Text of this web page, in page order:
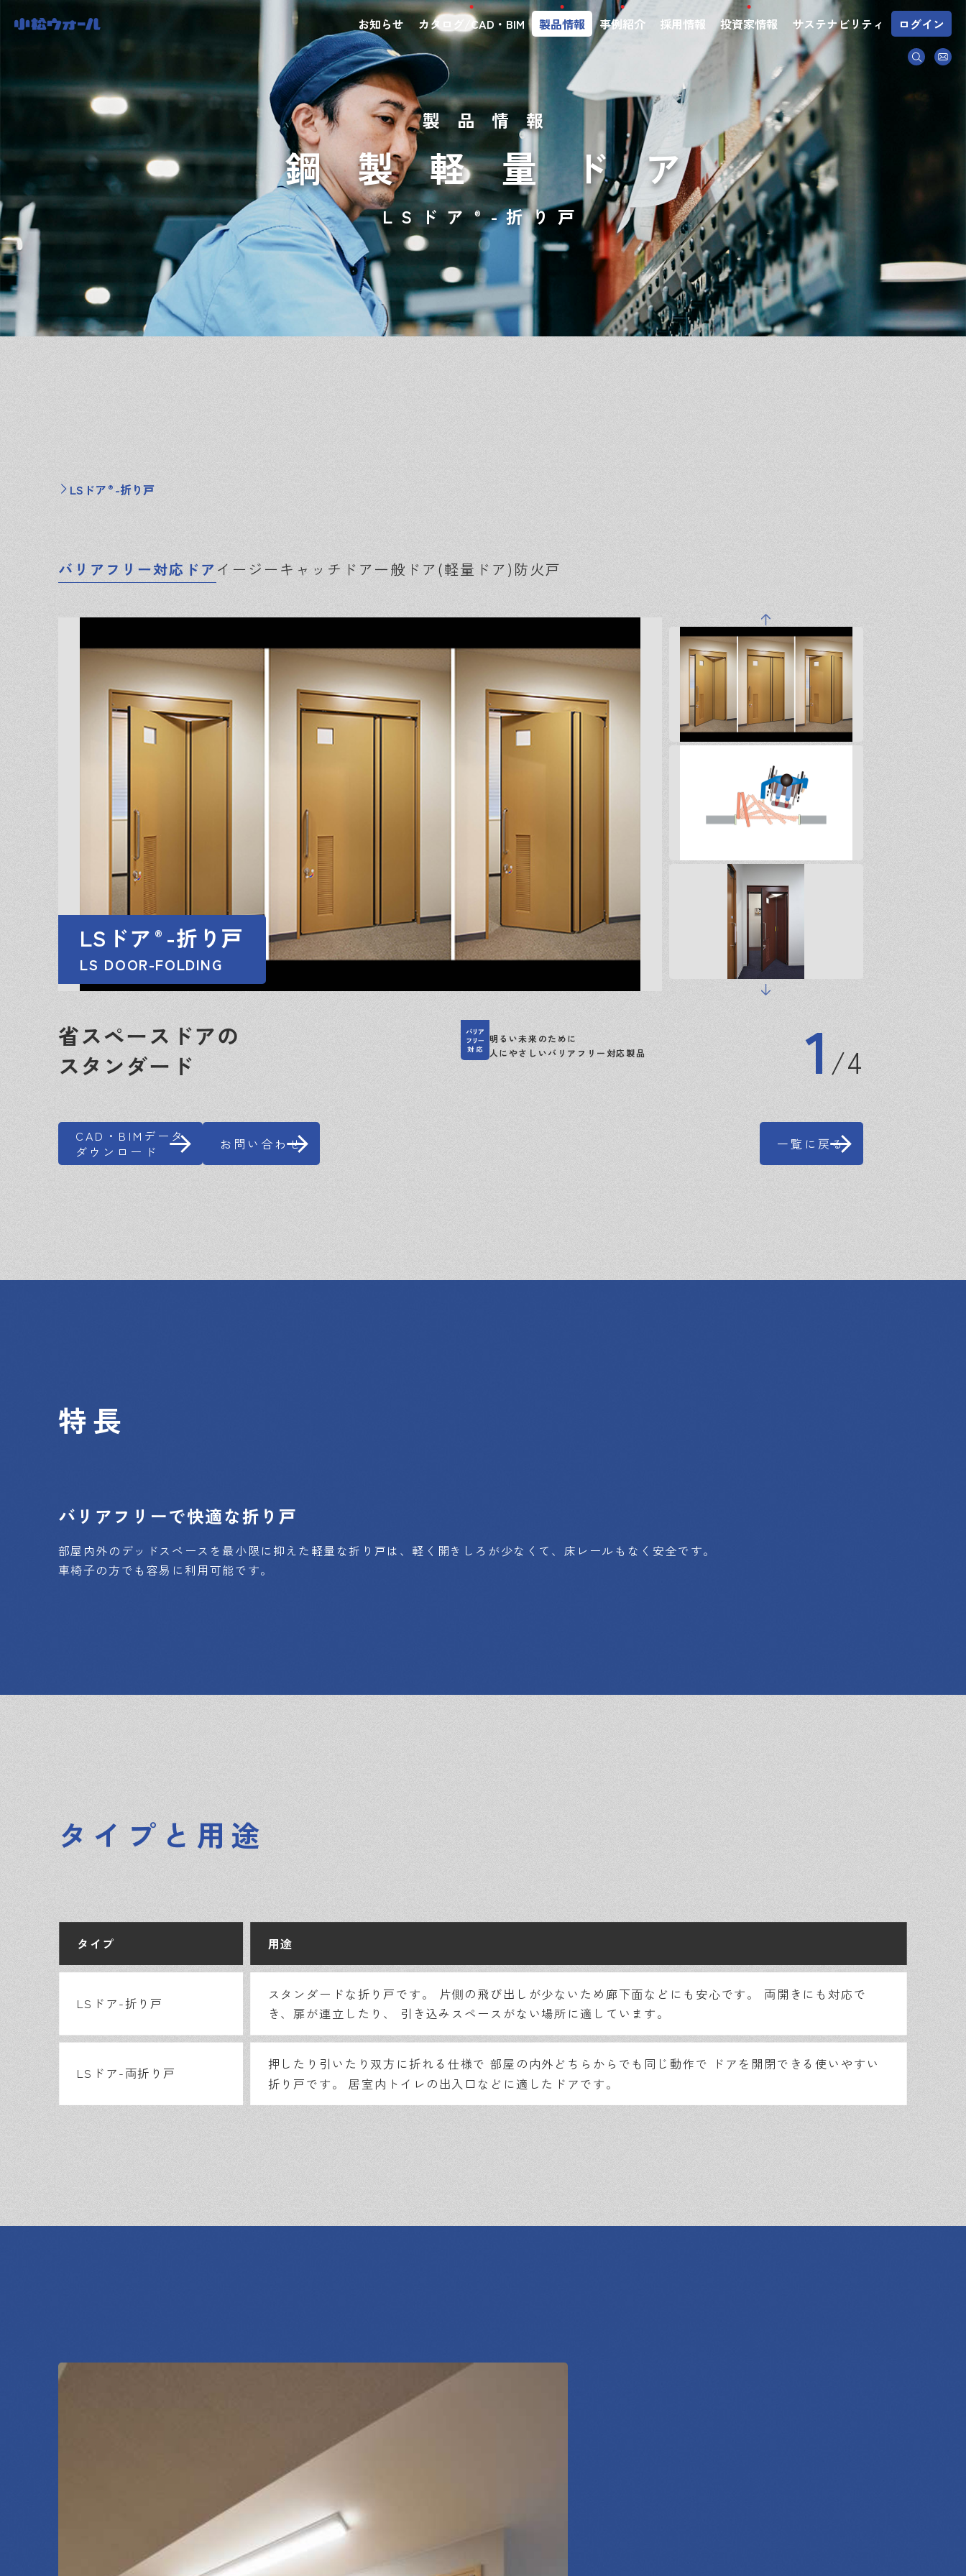
お知らせ カタログ/CAD・BIM 製品情報 事例紹介 採用情報 投資家情報 サステナビリティ ログイン
製品情報
鋼製軽量ドア
LSドア®-折り戸
LSドア ® -折り戸
バリアフリー対応ドアイージーキャッチドア一般ドア(軽量ドア) 防火戸
LSドア ® -折り戸
LS DOOR-FOLDING
省スペースドアの
スタンダード
明るい未来のために
人にやさしいバリアフリー対応製品
1 4
CAD・BIMデータ
ダウンロード
お問い合わせ 一覧に戻る
特長
バリアフリーで快適な折り戸
部屋内外のデッドスペースを最小限に抑えた軽量な折り戸は、軽く開きしろが少なくて、床レールもなく安全です。
車椅子の方でも容易に利用可能です。
タイプと用途
タイプ 用途
LSドア-折り戸
スタンダードな折り戸です。 片側の飛び出しが少ないため廊下面などにも安心です。
両開きにも対応で
き、扉が連立したり、
引き込みスペースがない場所に適しています。
LSドア-両折り戸
押したり引いたり双方に折れる仕様で 部屋の内外どちらからでも同じ動作で ドアを開閉できる使いやすい
折り戸です。
居室内トイレの出入口などに適したドアです。